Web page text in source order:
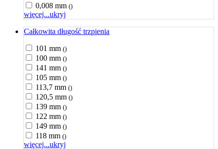
0,008 mm ()
więcej...ukryj
Całkowita długość trzpienia
101 mm ()
100 mm ()
141 mm ()
105 mm ()
113,7 mm ()
120,5 mm ()
139 mm ()
122 mm ()
149 mm ()
118 mm ()
więcej...ukryj